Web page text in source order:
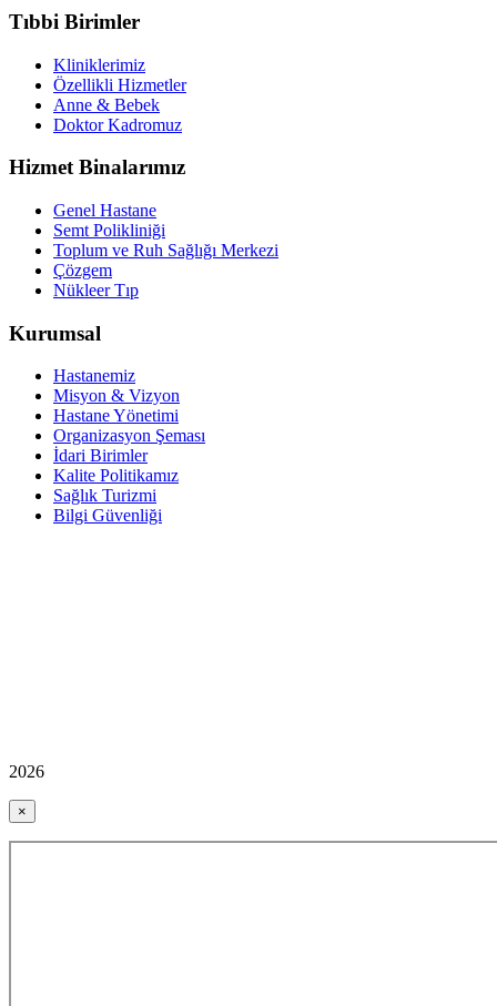
Tıbbi Birimler
Kliniklerimiz
Özellikli Hizmetler
Anne & Bebek
Doktor Kadromuz
Hizmet Binalarımız
Genel Hastane
Semt Polikliniği
Toplum ve Ruh Sağlığı Merkezi
Çözgem
Nükleer Tıp
Kurumsal
Hastanemiz
Misyon & Vizyon
Hastane Yönetimi
Organizasyon Şeması
İdari Birimler
Kalite Politikamız
Sağlık Turizmi
Bilgi Güvenliği
2026
×